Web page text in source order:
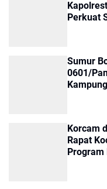
Perkuat
Sumur
0601/
Korcam
Rapat
Program